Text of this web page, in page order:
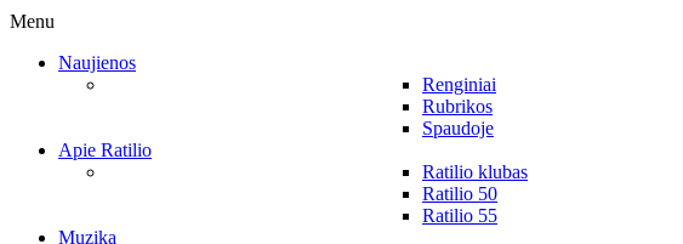
Menu
Naujienos
Renginiai
Rubrikos
Spaudoje
Apie Ratilio
Ratilio klubas
Ratilio 50
Ratilio 55
Muzika